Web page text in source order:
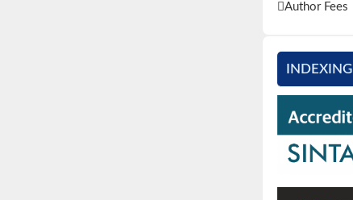
Author Fees
INDEXING